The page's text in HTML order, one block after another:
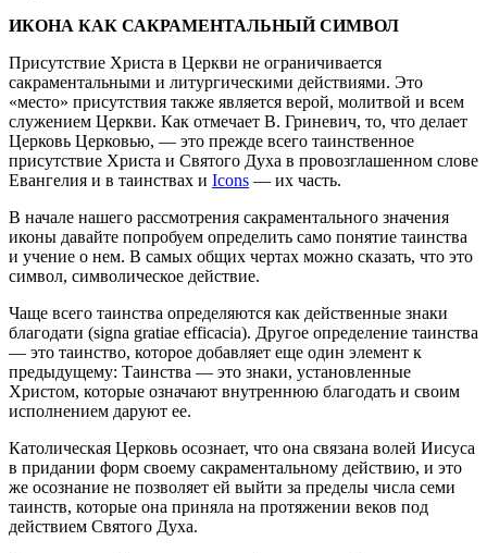
ИКОНА КАК САКРАМЕНТАЛЬНЫЙ СИМВОЛ
Присутствие Христа в Церкви не ограничивается
сакраментальными и литургическими действиями. Это
«место» присутствия также является верой, молитвой и всем
служением Церкви. Как отмечает В. Гриневич, то, что делает
Церковь Церковью, — это прежде всего таинственное
присутствие Христа и Святого Духа в провозглашенном слове
Евангелия и в таинствах и Icons — их часть.
В начале нашего рассмотрения сакраментального значения
иконы давайте попробуем определить само понятие таинства
и учение о нем. В самых общих чертах можно сказать, что это
символ, символическое действие.
Чаще всего таинства определяются как действенные знаки
благодати (signa gratiae efficacia). Другое определение таинства
— это таинство, которое добавляет еще один элемент к
предыдущему: Таинства — это знаки, установленные
Христом, которые означают внутреннюю благодать и своим
исполнением даруют ее.
Католическая Церковь осознает, что она связана волей Иисуса
в придании форм своему сакраментальному действию, и это
же осознание не позволяет ей выйти за пределы числа семи
таинств, которые она приняла на протяжении веков под
действием Святого Духа.